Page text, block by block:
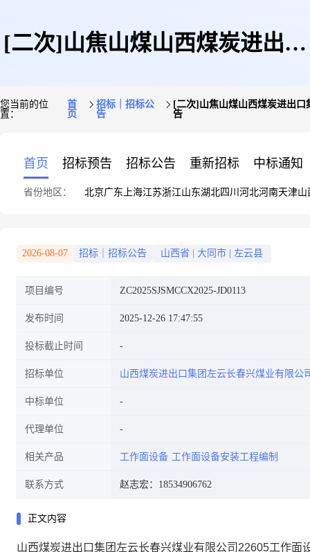
[二次]山焦山煤山西煤炭进出口
22606工作面设备安装工程编制
招标控制价和工程量清单项目采
您当前的位
置：
首
页
招标｜招标公
告
[二次]山焦山煤山西煤炭进出口
告
首页 招标预告 招标公告 重新招标 中标通知
省份地区： 北京广东 上海江苏浙江山东湖北四川 河北河南天津山
2026-08-07 招标｜招标公告 山西省 大同市 左云县
项目编号 ZC2025SJSMCCX2025-JD0113
发布时间 2025-12-26 17:47:55
投标截止时间
招标单位 山西煤炭进出口集团左云长春兴煤业有限公
中标单位
代理单位
相关产品 工作面设备 工作面设备安装工程编制
联系方式 赵志宏：18534906762
正文内容
山西煤炭进出口集团左云长春兴煤业有限公司 22605工作面